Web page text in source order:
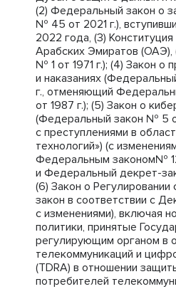
(2) Федеральный закон о
№ 45 от 2021 г.),
2022 года, (3)
Арабских Эмиратов
№ 1 от 1971 г.); (4) Закон о
и наказаниях
г., отменяющий
от 1987 г.); (5) Закон о
(Федеральный закон № 5
с преступлениями в
технологий») (с
Федеральным законом№
и Федеральный декрет-
(6) Закон о
закон в соответствии с
с изменениями), включая
политики, принятые
регулирующим органом в
телекоммуникаций и
(TDRA) в отношении
потребителей